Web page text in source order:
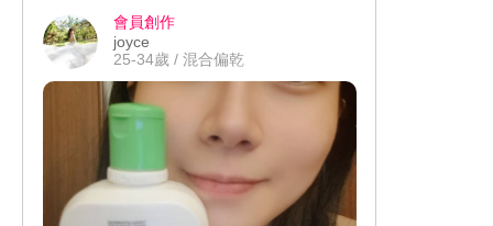
小橘丸。MIT台灣製造，嚴選優質7大草
本萃取原料，純植物配方人人適用，茹
素也不怕攝取到動物成分。無西藥成分
不怕體重反彈，為健康食品，可與平常
食用的酵素益生菌一同搭配使用。從根
本控制食慾、幫助燃脂代謝。減少甜食
渴望、帶來飽足感、轉換能量、提升活
力。檢測無防腐劑、無重金屬、無添
會員創作
joyce
25-34歲 / 混合偏乾